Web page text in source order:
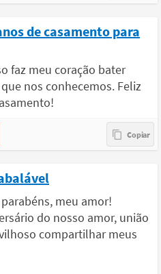
de casamento para
faz meu coração bater
nos conhecemos. Feliz
meu amor!
do nosso amor, união
compartilhar meus